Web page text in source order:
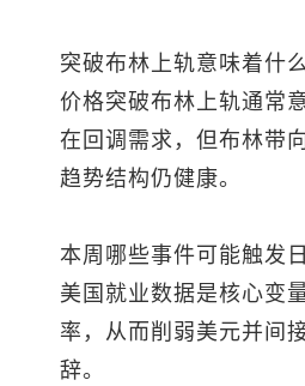
突破布林上轨意味着什么
价格突破布林上轨通常
在回调需求，但布林带
趋势结构仍健康。
本周哪些事件可能触发
美国就业数据是核心变
率，从而削弱美元并间
辞。